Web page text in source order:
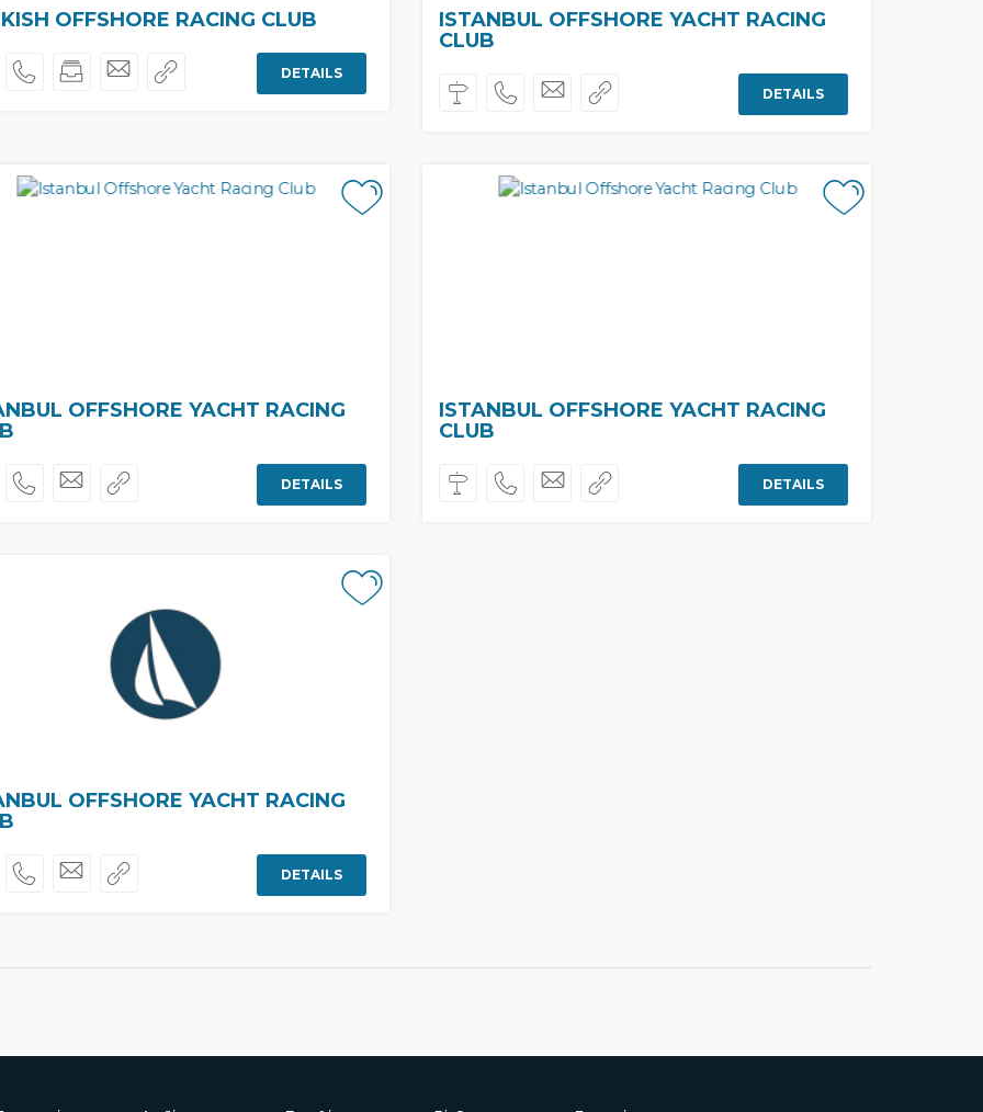
OFFSHORE RACING CLUB
DETAILS
ISTANBUL OFFSHORE YACHT RACING
CLUB
DETAILS
OFFSHORE YACHT RACING
DETAILS
ISTANBUL OFFSHORE YACHT RACING
CLUB
DETAILS
OFFSHORE YACHT RACING
DETAILS